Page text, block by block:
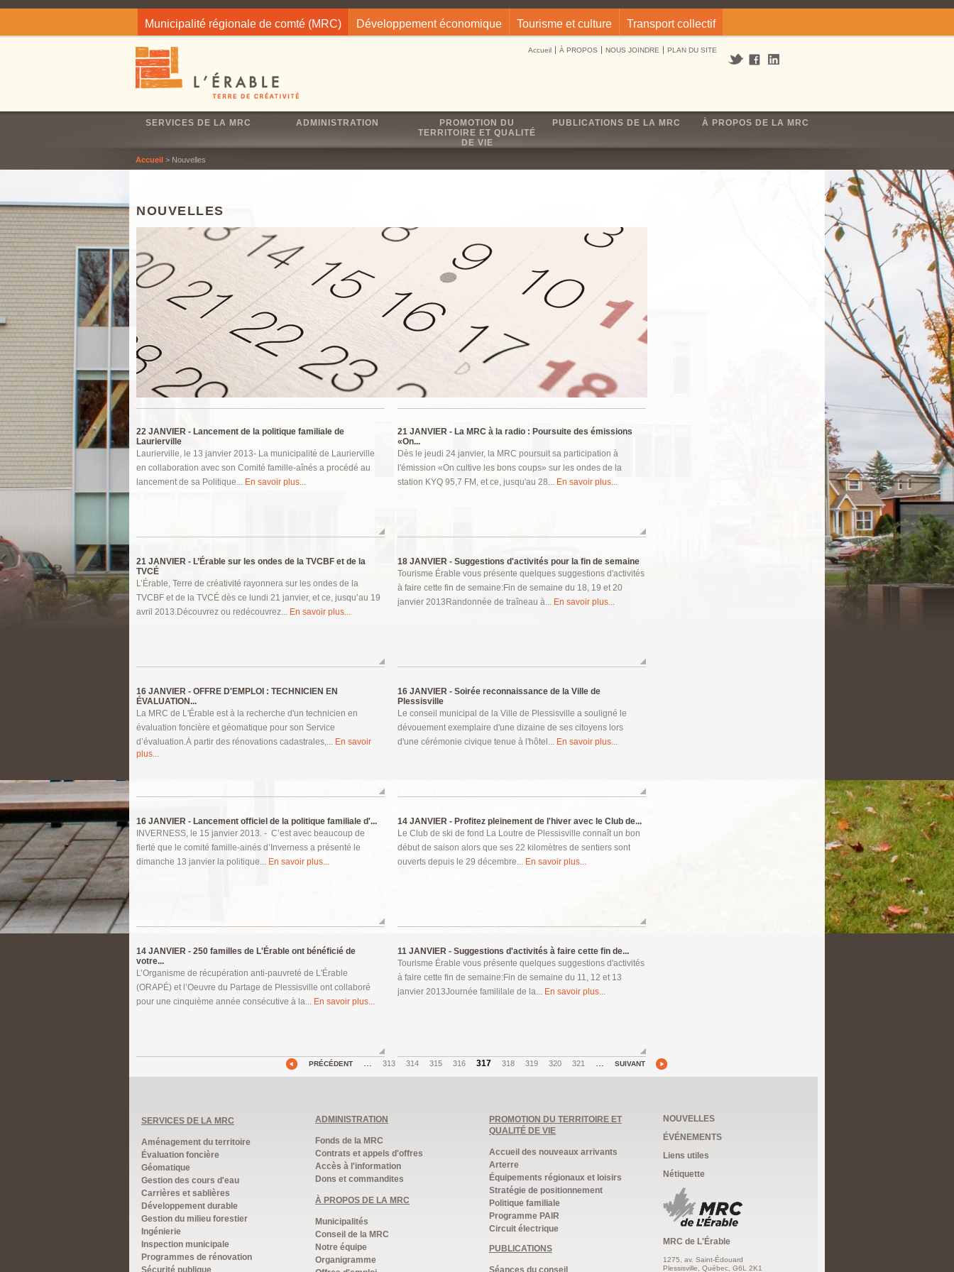
Municipalité régionale de comté (MRC) Développement économique Tourisme et culture Transport collectif
Accueil À PROPOS NOUS JOINDRE PLAN DU SITE
SERVICES DE LA MRC ADMINISTRATION
PROMOTION DU
TERRITOIRE ET QUALITÉ
DE VIE
PUBLICATIONS DE LA MRC À PROPOS DE LA MRC
Accueil> Nouvelles
NOUVELLES
22 JANVIER - Lancement de la politique familiale de
Laurierville
Laurierville, le 13 janvier 2013- La municipalité de Laurierville
en collaboration avec son Comité famille-aînés a procédé au
lancement de sa Politique... En savoir plus...
21 JANVIER - La MRC à la radio : Poursuite des émissions
«On...
Dès le jeudi 24 janvier, la MRC poursuit sa participation à
l'émission «On cultive les bons coups» sur les ondes de la
station KYQ 95,7 FM, et ce, jusqu'au 28... En savoir plus...
21 JANVIER - L’Érable sur les ondes de la TVCBF et de la
TVCÉ
L’Érable, Terre de créativité rayonnera sur les ondes de la
TVCBF et de la TVCÉ dès ce lundi 21 janvier, et ce, jusqu’au 19
avril 2013.Découvrez ou redécouvrez... En savoir plus...
18 JANVIER - Suggestions d'activités pour la fin de semaine
Tourisme Érable vous présente quelques suggestions d'activités
à faire cette fin de semaine:Fin de semaine du 18, 19 et 20
janvier 2013Randonnée de traîneau à... En savoir plus...
16 JANVIER - OFFRE D'EMPLOI : TECHNICIEN EN
ÉVALUATION...
La MRC de L'Érable est à la recherche d'un technicien en
évaluation foncière et géomatique pour son Service
d’évaluation.Ȧ partir des rénovations cadastrales,... En savoir
plus...
16 JANVIER - Soirée reconnaissance de la Ville de
Plessisville
Le conseil municipal de la Ville de Plessisville a souligné le
dévouement exemplaire d'une dizaine de ses citoyens lors
d'une cérémonie civique tenue à l'hôtel... En savoir plus...
16 JANVIER - Lancement officiel de la politique familiale d'...
INVERNESS, le 15 janvier 2013. - C’est avec beaucoup de
fierté que le comité famille-ainés d’Inverness a présenté le
dimanche 13 janvier la politique... En savoir plus...
14 JANVIER - Profitez pleinement de l'hiver avec le Club de...
Le Club de ski de fond La Loutre de Plessisville connaît un bon
début de saison alors que ses 22 kilomètres de sentiers sont
ouverts depuis le 29 décembre... En savoir plus...
14 JANVIER - 250 familles de L'Érable ont bénéficié de
votre...
L’Organisme de récupération anti-pauvreté de L'Érable
(ORAPÉ) et l’Oeuvre du Partage de Plessisville ont collaboré
pour une cinquième année consécutive à la... En savoir plus...
11 JANVIER - Suggestions d'activités à faire cette fin de...
Tourisme Érable vous présente quelques suggestions d'activités
à faire cette fin de semaine:Fin de semaine du 11, 12 et 13
janvier 2013Journée famililale de la... En savoir plus...
Pages
PRÉCÉDENT … 313 314 315 316 317 318 319 320 321 … SUIVANT
SERVICES DE LA MRC
Aménagement du territoire
Évaluation foncière
Géomatique
Gestion des cours d'eau
Carrières et sablières
Développement durable
Gestion du milieu forestier
Ingénierie
Inspection municipale
Programmes de rénovation
Sécurité publique
ADMINISTRATION
Fonds de la MRC
Contrats et appels d'offres
Accès à l'information
Dons et commandites
À PROPOS DE LA MRC
Municipalités
Conseil de la MRC
Notre équipe
Organigramme
PROMOTION DU TERRITOIRE ET
QUALITÉ DE VIE
Accueil des nouveaux arrivants
Arterre
Équipements régionaux et loisirs
Stratégie de positionnement
Politique familiale
Programme PAIR
Circuit électrique
PUBLICATIONS
Séances du conseil
NOUVELLES
ÉVÉNEMENTS
Liens utiles
Nétiquette
MRC de L'Érable
1275, av. Saint-Édouard
Plessisville, Québec, G6L 2K1